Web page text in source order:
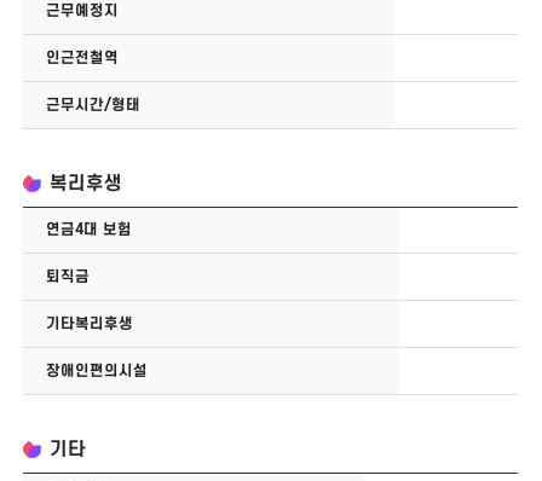
근무예정지
인근전철역
근무시간/형태
복리후생
연금4대 보험
퇴직금
기타복리후생
장애인편의시설
기타